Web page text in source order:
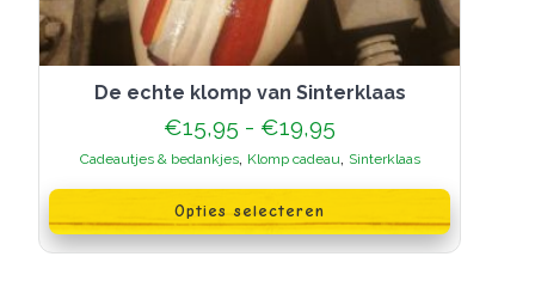
De echte klomp van Sinterklaas
€15,95 - €19,95
€15,95
tot
€19,95
Cadeautjes & bedankjes, Klomp cadeau, Sinterklaas
Opties selecteren
product
heeft
meerdere
variaties.